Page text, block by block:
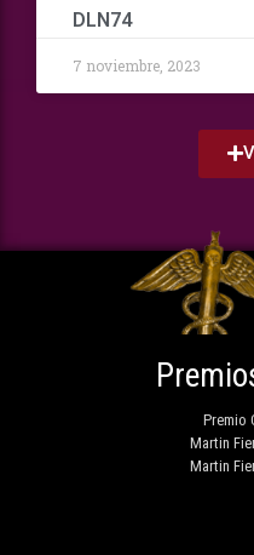
DLN74
7 noviembre, 2023
Premio
Martin
Martin